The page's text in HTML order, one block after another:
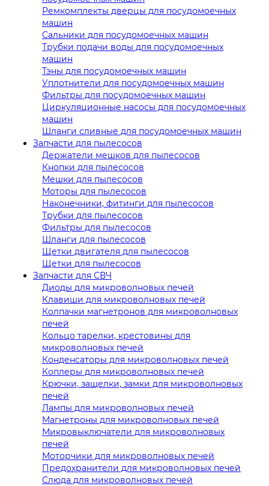
Ремкомплекты дверцы для посудомоечных
машин
Сальники для посудомоечных машин
Трубки подачи воды для посудомоечных
машин
Тэны для посудомоечных машин
Уплотнители для посудомоечных машин
Фильтры для посудомоечных машин
Циркуляционные насосы для посудомоечных
машин
Шланги сливные для посудомоечных машин
Запчасти для пылесосов
Держатели мешков для пылесосов
Кнопки для пылесосов
Мешки для пылесосов
Моторы для пылесосов
Наконечники, фитинги для пылесосов
Трубки для пылесосов
Фильтры для пылесосов
Шланги для пылесосов
Щетки двигателя для пылесосов
Щетки для пылесосов
Запчасти для СВЧ
Диоды для микроволновых печей
Клавиши для микроволновых печей
Колпачки магнетронов для микроволновых
печей
Кольцо тарелки, крестовины для
микроволновых печей
Конденсаторы для микроволновых печей
Коплеры для микроволновых печей
Крючки, защелки, замки для микроволновых
печей
Лампы для микроволновых печей
Магнетроны для микроволновых печей
Микровыключатели для микроволновых
печей
Моторчики для микроволновых печей
Предохранители для микроволновых печей
Слюда для микроволновых печей